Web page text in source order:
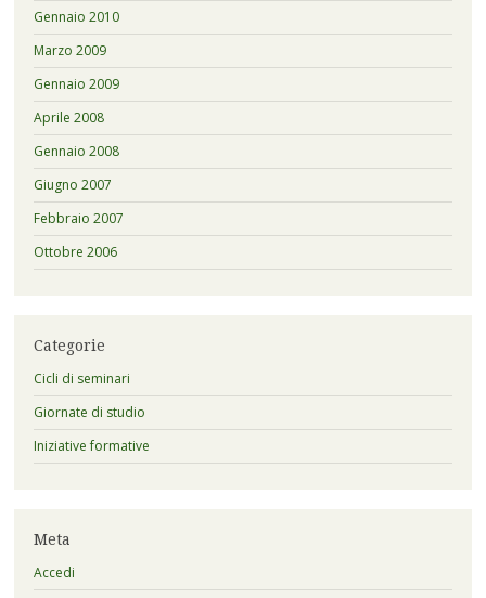
Gennaio 2010
Marzo 2009
Gennaio 2009
Aprile 2008
Gennaio 2008
Giugno 2007
Febbraio 2007
Ottobre 2006
Categorie
Cicli di seminari
Giornate di studio
Iniziative formative
Meta
Accedi